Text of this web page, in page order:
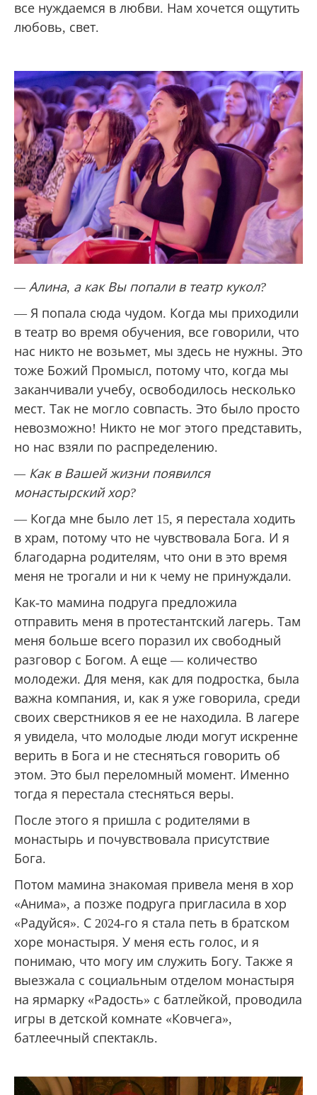
все нуждаемся в любви. Нам хочется ощутить
любовь, свет.
— Алина, а как Вы попали в театр кукол?
— Я попала сюда чудом. Когда мы приходили
в театр во время обучения, все говорили, что
нас никто не возьмет, мы здесь не нужны. Это
тоже Божий Промысл, потому что, когда мы
заканчивали учебу, освободилось несколько
мест. Так не могло совпасть. Это было просто
невозможно! Никто не мог этого представить,
но нас взяли по распределению.
— Как в Вашей жизни появился
монастырский хор?
— Когда мне было лет 15, я перестала ходить
в храм, потому что не чувствовала Бога. И я
благодарна родителям, что они в это время
меня не трогали и ни к чему не принуждали.
Как-то мамина подруга предложила
отправить меня в протестантский лагерь. Там
меня больше всего поразил их свободный
разговор с Богом. А еще — количество
молодежи. Для меня, как для подростка, была
важна компания, и, как я уже говорила, среди
своих сверстников я ее не находила. В лагере
я увидела, что молодые люди могут искренне
верить в Бога и не стесняться говорить об
этом. Это был переломный момент. Именно
тогда я перестала стесняться веры.
После этого я пришла с родителями в
монастырь и почувствовала присутствие
Бога.
Потом мамина знакомая привела меня в хор
«Анима», а позже подруга пригласила в хор
«Радуйся». С 2024-го я стала петь в братском
хоре монастыря. У меня есть голос, и я
понимаю, что могу им служить Богу. Также я
выезжала с социальным отделом монастыря
на ярмарку «Радость» с батлейкой, проводила
игры в детской комнате «Ковчега»,
батлеечный спектакль.